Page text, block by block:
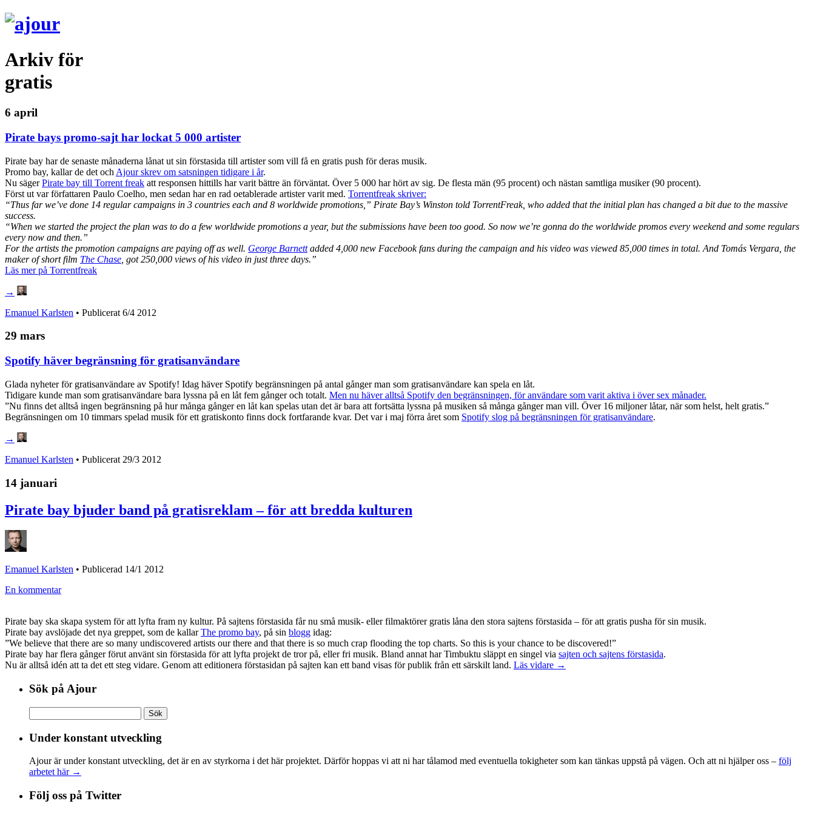
Arkiv för
gratis
6 april
Pirate bays promo-sajt har lockat 5 000 artister
Pirate bay har de senaste månaderna lånat ut sin förstasida till artister som vill få en gratis push för deras musik.
Promo bay, kallar de det och Ajour skrev om satsningen tidigare i år.
Nu sägerPirate bay till Torrent freak att responsen hittills har varit bättre än förväntat. Över 5 000 har hört av sig. De flesta män (95 procent) och nästan samtliga musiker (90 procent).
Först ut var författaren Paulo Coelho, men sedan har en rad oetablerade artister varit med. Torrentfreak skriver:
“Thus far we’ve done 14 regular campaigns in 3 countries each and 8 worldwide promotions,” Pirate Bay’s Winston told TorrentFreak, who added that the initial plan has changed a bit due to the massive
success.
“When we started the project the plan was to do a few worldwide promotions a year, but the submissions have been too good. So now we’re gonna do the worldwide promos every weekend and some regulars
every now and then.”
For the artists the promotion campaigns are paying off as well. George Barnettadded 4,000 new Facebook fans during the campaign and his video was viewed 85,000 times in total. And Tomás Vergara, the
maker of short film The Chase , got 250,000 views of his video in just three days.”
Läs mer på Torrentfreak
→
Emanuel Karlsten • Publicerat 6/4 2012
29 mars
Spotify häver begränsning för gratisanvändare
Glada nyheter för gratisanvändare av Spotify! Idag häver Spotify begränsningen på antal gånger man som gratisanvändare kan spela en låt.
Tidigare kunde man som gratisanvändare bara lyssna på en låt fem gånger och totalt. Men nu häver alltså Spotify den begränsningen, för användare som varit aktiva i över sex månader.
”Nu finns det alltså ingen begränsning på hur många gånger en låt kan spelas utan det är bara att fortsätta lyssna på musiken så många gånger man vill. Över 16 miljoner låtar, när som helst, helt gratis.”
Begränsningen om 10 timmars spelad musik för ett gratiskonto finns dock fortfarande kvar. Det var i maj förra året som Spotify slog på begränsningen för gratisanvändare.
→
Emanuel Karlsten • Publicerat 29/3 2012
14 januari
Pirate bay bjuder band på gratisreklam – för att bredda kulturen
Emanuel Karlsten • Publicerad 14/1 2012
En kommentar
Pirate bay ska skapa system för att lyfta fram ny kultur. På sajtens förstasida får nu små musik- eller filmaktörer gratis låna den stora sajtens förstasida – för att gratis pusha för sin musik.
Pirate bay avslöjade det nya greppet, som de kallarThe promo bay, på sin blogg idag:
”We believe that there are so many undiscovered artists our there and that there is so much crap flooding the top charts. So this is your chance to be discovered!”
Pirate bay har flera gånger förut använt sin förstasida för att lyfta projekt de tror på, eller fri musik. Bland annat har Timbuktu släppt en singel via sajten och sajtens förstasida.
Nu är alltså idén att ta det ett steg vidare. Genom att editionera förstasidan på sajten kan ett band visas för publik från ett särskilt land. Läs vidare →
Sök på Ajour
efter:
Under konstant utveckling
Ajour är under konstant utveckling, det är en av styrkorna i det här projektet. Därför hoppas vi att ni har tålamod med eventuella tokigheter som kan tänkas uppstå på vägen. Och att ni hjälper oss – följ
arbetet här →
Följ oss på Twitter